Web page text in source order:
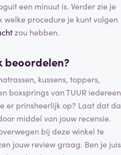
een minuut is. Verder zie je
welke procedure je kunt volgen
zou hebben.
beoordelen?
kussens, toppers,
boxsprings van TUUR iedereen
er prinsheerlijk op? Laat dat
middel van jouw recensie.
bij deze winkel te
jouw review graag. Ben je